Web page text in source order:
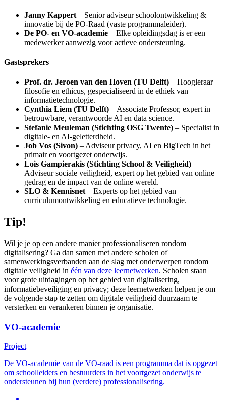
Janny Kappert – Senior adviseur schoolontwikkeling &
innovatie bij de PO-Raad (vaste programmaleider).
De PO- en VO-academie – Elke opleidingsdag is er een
medewerker aanwezig voor actieve ondersteuning.
Gastsprekers
Prof. dr. Jeroen van den Hoven (TU Delft) – Hoogleraar
filosofie en ethicus, gespecialiseerd in de ethiek van
informatietechnologie.
Cynthia Liem (TU Delft) – Associate Professor, expert in
betrouwbare, verantwoorde AI en data science.
Stefanie Meuleman (Stichting OSG Twente) – Specialist in
digitale- en AI-geletterdheid.
Job Vos (Sivon) – Adviseur privacy, AI en BigTech in het
primair en voortgezet onderwijs.
Lois Gampierakis (Stichting School & Veiligheid) –
Adviseur sociale veiligheid, expert op het gebied van online
gedrag en de impact van de online wereld.
SLO & Kennisnet – Experts op het gebied van
curriculumontwikkeling en educatieve technologie.
Tip!
Wil je je op een andere manier professionaliseren rondom
digitalisering? Ga dan samen met andere scholen of
samenwerkingsverbanden aan de slag met onderwerpen rondom
digitale veiligheid in één van deze leernetwerken. Scholen staan
voor grote uitdagingen op het gebied van digitalisering,
informatiebeveiliging en privacy; deze leernetwerken helpen je om
de volgende stap te zetten om digitale veiligheid duurzaam te
versterken en verankeren binnen je organisatie.
VO-academie
Project
De VO-academie van de VO-raad is een programma dat is opgezet
om schoolleiders en bestuurders in het voortgezet onderwijs te
ondersteunen bij hun (verdere) professionalisering.